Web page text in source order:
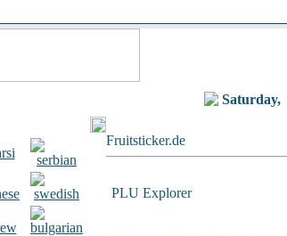
Saturday,
Fruitsticker.de
PLU Explorer